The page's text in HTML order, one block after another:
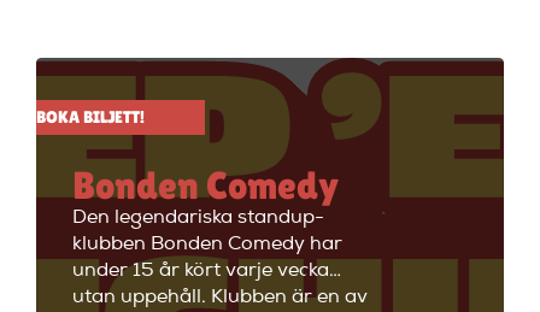
BOKA BILJETT!
Bonden Comedy
Den legendariska standup-
klubben Bonden Comedy har
under 15 år kört varje vecka
utan uppehåll. Klubben är en av